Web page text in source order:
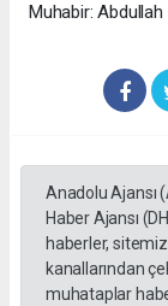
Muhabir: Abdullah
Anadolu Ajansı
Haber Ajansı
haberler,
kanallarından
muhataplar